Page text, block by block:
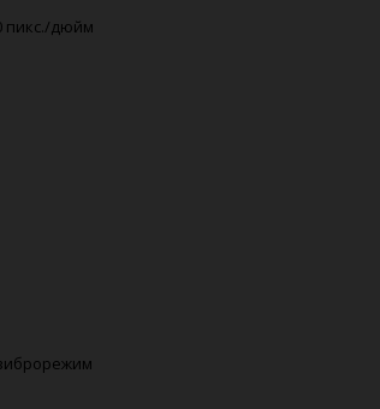
пикс./дюйм